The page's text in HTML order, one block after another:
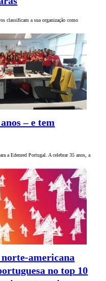
classificam a sua organização como
– e tem
a Edenred Portugal. A celebrar 35 anos, a
norte-americana
no top 10